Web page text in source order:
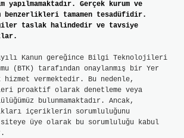
yapılmamaktadır. Gerçek kurum ve
tamamen tesadüfidir.
taslak halindedir ve tavsiye
Kanun gereğince Bilgi Teknolojileri
(BTK) tarafından onaylanmış bir Yer
hizmet vermektedir. Bu nedenle,
proaktif olarak denetleme veya
bulunmamaktadır. Ancak,
içeriklerin sorumluluğunu
üye olarak bu sorumluluğu kabul